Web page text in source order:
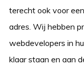
terecht ook voor
adres. Wij hebben
webdevelopers in
klaar staan en aan